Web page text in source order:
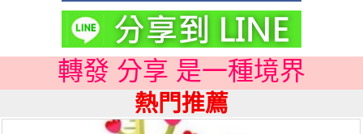
轉發 分享 是一種境界
熱門推薦